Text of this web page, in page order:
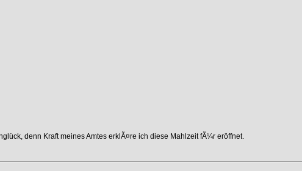
denn Kraft meines Amtes erklÃ¤re ich diese Mahlzeit fÃ¼r eröffnet.